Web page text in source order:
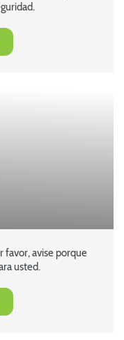
favor, avise porque
usted.